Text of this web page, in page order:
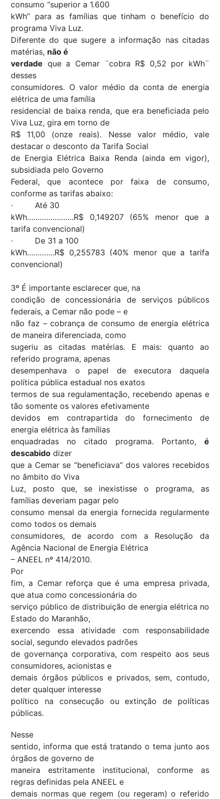
consumo “superior a 1.600
kWh” para as famílias que tinham o benefício do
programa Viva Luz.
Diferente do que sugere a informação nas citadas
matérias, não é
verdade que a Cemar ¨cobra R$ 0,52 por kWh¨
desses
consumidores. O valor médio da conta de energia
elétrica de uma família
residencial de baixa renda, que era beneficiada pelo
Viva Luz, gira em torno de
R$ 11,00 (onze reais). Nesse valor médio, vale
destacar o desconto da Tarifa Social
de Energia Elétrica Baixa Renda (ainda em vigor),
subsidiada pelo Governo
Federal, que acontece por faixa de consumo,
conforme as tarifas abaixo:
· Até 30
kWh………………….R$ 0,149207 (65% menor que a
tarifa convencional)
· De 31 a 100
kWh………….R$ 0,255783 (40% menor que a tarifa
convencional)
3º É importante esclarecer que, na
condição de concessionária de serviços públicos
federais, a Cemar não pode – e
não faz – cobrança de consumo de energia elétrica
de maneira diferenciada, como
sugeriu as citadas matérias. E mais: quanto ao
referido programa, apenas
desempenhava o papel de executora daquela
política pública estadual nos exatos
termos de sua regulamentação, recebendo apenas e
tão somente os valores efetivamente
devidos em contrapartida do fornecimento de
energia elétrica às famílias
enquadradas no citado programa. Portanto, é
descabido dizer
que a Cemar se “beneficiava” dos valores recebidos
no âmbito do Viva
Luz, posto que, se inexistisse o programa, as
famílias deveriam pagar pelo
consumo mensal da energia fornecida regularmente
como todos os demais
consumidores, de acordo com a Resolução da
Agência Nacional de Energia Elétrica
– ANEEL nº 414/2010.
Por
fim, a Cemar reforça que é uma empresa privada,
que atua como concessionária do
serviço público de distribuição de energia elétrica no
Estado do Maranhão,
exercendo essa atividade com responsabilidade
social, segundo elevados padrões
de governança corporativa, com respeito aos seus
consumidores, acionistas e
demais órgãos públicos e privados, sem, contudo,
deter qualquer interesse
político na consecução ou extinção de políticas
públicas.
Nesse
sentido, informa que está tratando o tema junto aos
órgãos de governo de
maneira estritamente institucional, conforme as
regras definidas pela ANEEL e
demais normas que regem (ou regeram) o referido